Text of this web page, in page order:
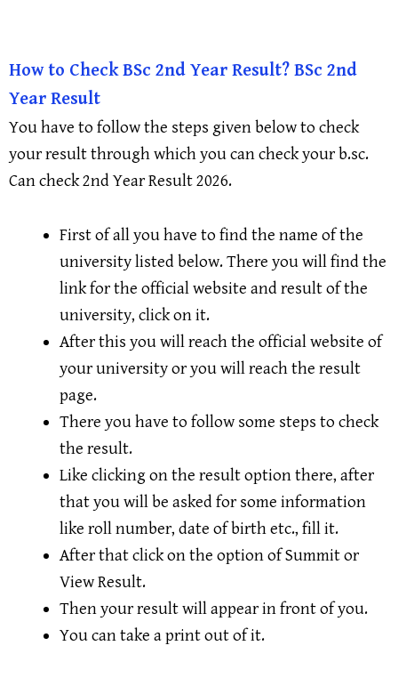
How to Check BSc 2nd Year Result? BSc 2nd
Year Result
You have to follow the steps given below to check
your result through which you can check your b.sc.
Can check 2nd Year Result 2026.
First of all you have to find the name of the
university listed below. There you will find the
link for the official website and result of the
university, click on it.
After this you will reach the official website of
your university or you will reach the result
page.
There you have to follow some steps to check
the result.
Like clicking on the result option there, after
that you will be asked for some information
like roll number, date of birth etc., fill it.
After that click on the option of Summit or
View Result.
Then your result will appear in front of you.
You can take a print out of it.